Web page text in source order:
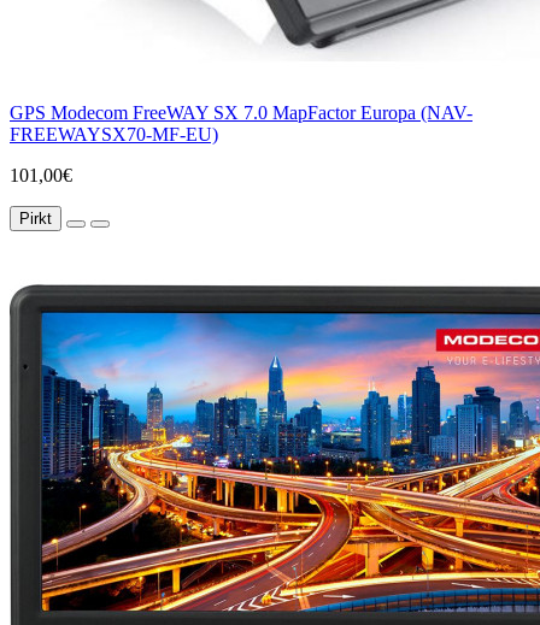
GPS Modecom FreeWAY SX 7.0 MapFactor Europa (NAV-
FREEWAYSX70-MF-EU)
101,00€
Pirkt